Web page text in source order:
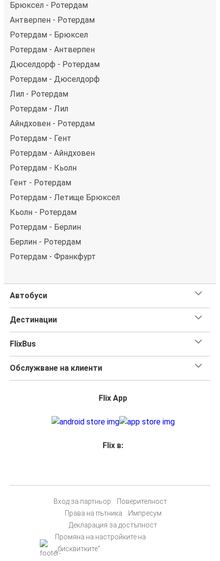
Брюксел - Ротердам
Антверпен - Ротердам
Ротердам - Брюксел
Ротердам - Антверпен
Дюселдорф - Ротердам
Ротердам - Дюселдорф
Лил - Ротердам
Ротердам - Лил
Айндховен - Ротердам
Ротердам - Гент
Ротердам - Айндховен
Ротердам - Кьолн
Гент - Ротердам
Ротердам - Летище Брюксел
Кьолн - Ротердам
Ротердам - Берлин
Берлин - Ротердам
Ротердам - Франкфурт
Автобуси
Дестинации
FlixBus
Обслужване на клиенти
Flix App
Flix в:
Вход за партньор
Поверителност
Права на пътника
Импресум
Декларация за достъпност
Промяна на настройките на
„бисквитките“